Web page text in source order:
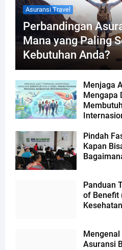
Asuransi Travel
Perbandingan
Mana yang Paling
Kebutuhan Anda?
Menjaga
Mengapa
Pindah
Kapan
Panduan
of Benefit
Mengenal
Asuransi